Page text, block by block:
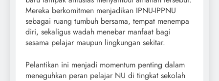
Mereka berkomitmen menjadikan IPNU-IPPNU
sebagai ruang tumbuh bersama, tempat menempa
diri, sekaligus wadah menebar manfaat bagi
sesama pelajar maupun lingkungan sekitar.
Pelantikan ini menjadi momentum penting dalam
meneguhkan peran pelajar NU di tingkat sekolah